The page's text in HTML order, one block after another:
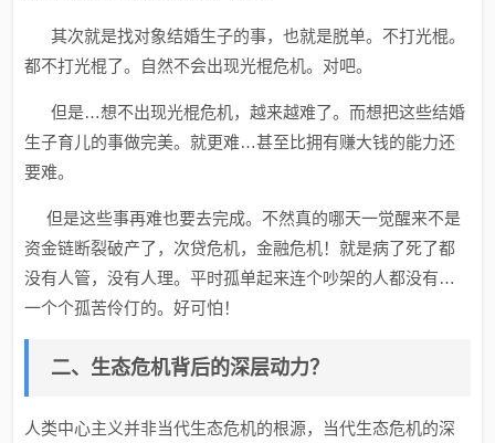
其次就是找对象结婚生子的事，也就是脱单。不打光棍。
都不打光棍了。自然不会出现光棍危机。对吧。
但是…想不出现光棍危机，越来越难了。而想把这些结婚
生子育儿的事做完美。就更难…甚至比拥有赚大钱的能力还
要难。
但是这些事再难也要去完成。不然真的哪天一觉醒来不是
资金链断裂破产了，次贷危机，金融危机！就是病了死了都
没有人管，没有人理。平时孤单起来连个吵架的人都没有…
一个个孤苦伶仃的。好可怕！
二、生态危机背后的深层动力？
人类中心主义并非当代生态危机的根源，当代生态危机的深